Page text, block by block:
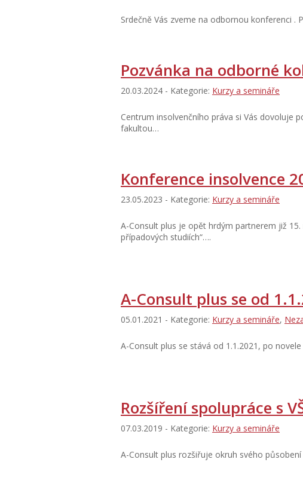
Srdečně Vás zveme na odbornou konferenci
Pozvánka na odborné
20.03.2024 - Kategorie: Kurzy a semináře
Centrum insolvenčního práva si Vás dovoluje
fakultou…
Konference insolvence
23.05.2023 - Kategorie: Kurzy a semináře
A-Consult plus je opět hrdým partnerem již
případových studiích“….
A-Consult plus se od
05.01.2021 - Kategorie: Kurzy a semináře,
A-Consult plus se stává od 1.1.2021, po
Rozšíření spolupráce s
07.03.2019 - Kategorie: Kurzy a semináře
A-Consult plus rozšiřuje okruh svého